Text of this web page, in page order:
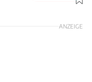
Foto: Toyota / Patrick Lang
ANZEIGE